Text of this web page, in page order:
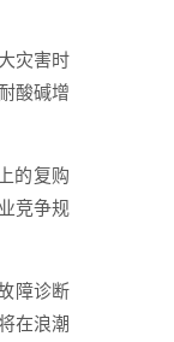
灾害时
酸碱增
的复购
竞争规
障诊断
在浪潮